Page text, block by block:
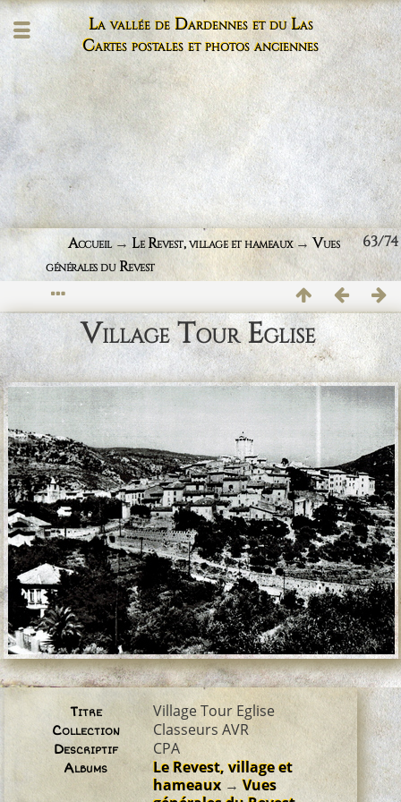
La vallée de Dardennes et du Las
Cartes postales et photos anciennes
63/74
Accueil→Le Revest, village et hameaux→Vues
générales du Revest
Village Tour Eglise
Titre Village Tour Eglise
Collection Classeurs AVR
Descriptif CPA
Albums
Le Revest, village et
hameaux→Vues